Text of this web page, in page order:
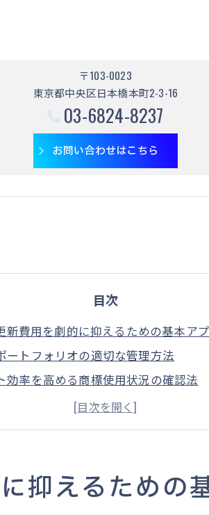
〒103-0023
東京都中央区日本橋本町2-3-16
03-6824-8237
お問い合わせはこちら
目次
新費用を劇的に抑えるための基本ア
ートフォリオの適切な管理方法
効率を高める商標使用状況の確認法
商標のみを更新するための選別基準
新のタイミングを見極める方法
新に関する法的アドバイスの重要性
用の節約術最新テクニックの紹介
抑えるための